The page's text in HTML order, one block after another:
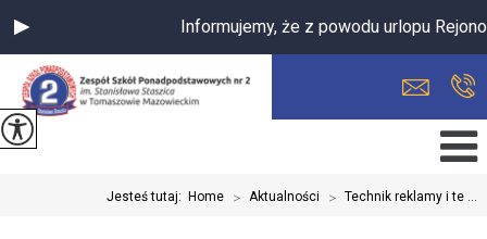
Informujemy, że z powodu urlopu
Jesteś tutaj: Home > Aktualności > Technik reklamy i te ...